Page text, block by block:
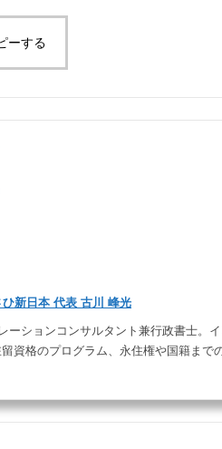
ーする
新日本 代表 古川 峰光
ションコンサルタント兼行政書士。イ
資格のプログラム、永住権や国籍まで